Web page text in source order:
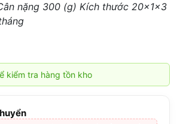
nặng 300 (g) Kích thước 20x1x3
hàng tồn kho